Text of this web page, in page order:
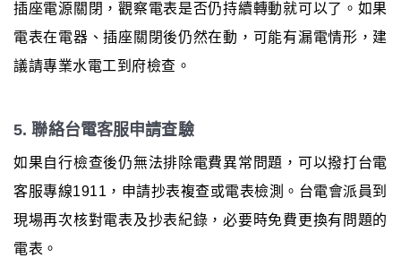
插座電源關閉，觀察電表是否仍持續轉動就可以了。如果
電表在電器、插座關閉後仍然在動，可能有漏電情形，建
議請專業水電工到府檢查。
5. 聯絡台電客服申請查驗
如果自行檢查後仍無法排除電費異常問題，可以撥打台電
客服專線1911，申請抄表複查或電表檢測。台電會派員到
現場再次核對電表及抄表紀錄，必要時免費更換有問題的
電表。